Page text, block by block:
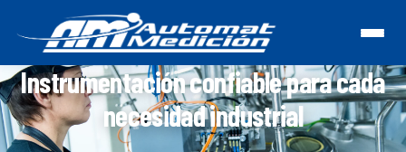
Instrumentación confiable para cada
necesidad industrial